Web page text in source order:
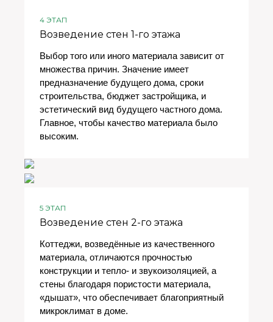
4 ЭТАП
Возведение стен 1-го этажа
Выбор того или иного материала зависит от
множества причин. Значение имеет
предназначение будущего дома, сроки
строительства, бюджет застройщика, и
эстетический вид будущего частного дома.
Главное, чтобы качество материала было
высоким.
5 ЭТАП
Возведение стен 2-го этажа
Коттеджи, возведённые из качественного
материала, отличаются прочностью
конструкции и тепло- и звукоизоляцией, а
стены благодаря пористости материала,
«дышат», что обеспечивает благоприятный
микроклимат в доме.